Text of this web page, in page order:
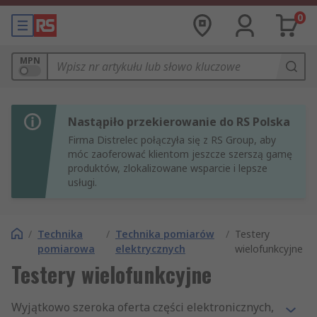
0
MPN
Nastąpiło przekierowanie do RS Polska
Firma Distrelec połączyła się z RS Group, aby
móc zaoferować klientom jeszcze szerszą gamę
produktów, zlokalizowane wsparcie i lepsze
usługi.
/ Technika
pomiarowa
/ Technika pomiarów
elektrycznych
/ Testery
wielofunkcyjne
Testery wielofunkcyjne
Wyjątkowo szeroka oferta części elektronicznych,